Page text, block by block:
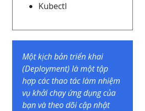
Kubectl
Một kịch bản triển khai
(Deployment) là một tập
hợp các thao tác làm nhiệm
vụ khởi chạy ứng dụng của
bạn và theo dõi cập nhật